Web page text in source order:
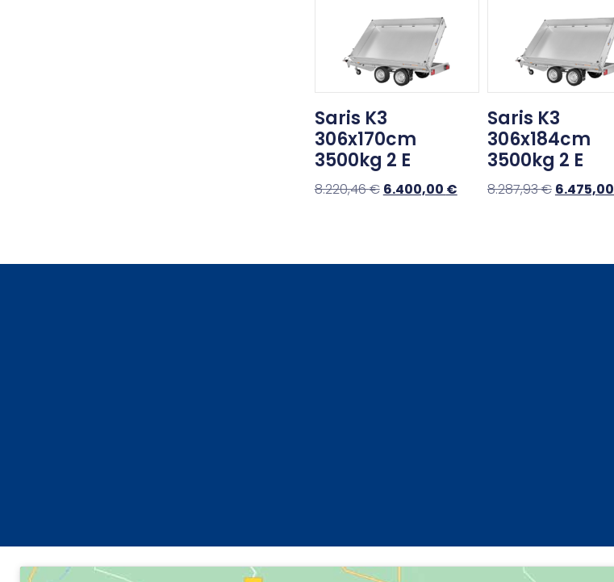
Saris K3
306x170cm
3500kg 2 E
8.220,46€ 6.400,00 €
Saris K3
306x184cm
3500kg 2 E
8.287,93€ 6.475,00